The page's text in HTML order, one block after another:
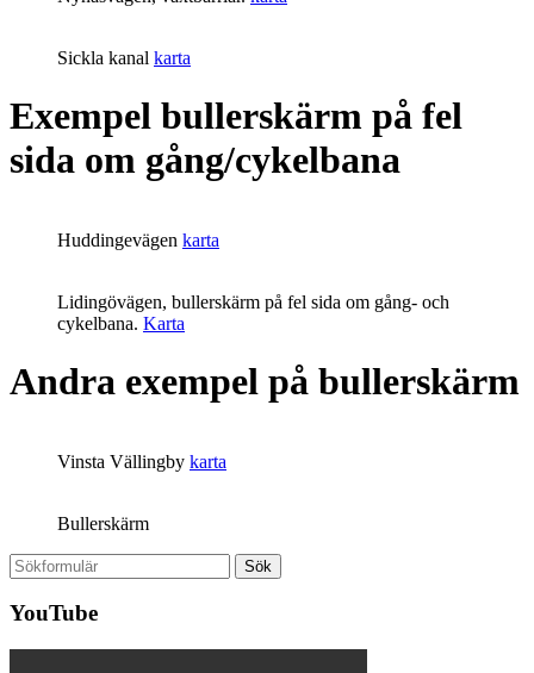
Sickla kanal karta
Exempel bullerskärm på fel
sida om gång/cykelbana
Huddingevägen karta
Lidingövägen, bullerskärm på fel sida om gång- och
cykelbana. Karta
Andra exempel på bullerskärm
Vinsta Vällingby karta
Bullerskärm
Sök
efter:
YouTube